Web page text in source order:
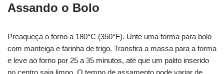
Assando o Bolo
Preaqueça o forno a 180°C (350°F). Unte uma forma para bolo
com manteiga e farinha de trigo. Transfira a massa para a forma
e leve ao forno por 25 a 35 minutos, até que um palito inserido
no centro saia limpo. O tempo de assamento pode variar de